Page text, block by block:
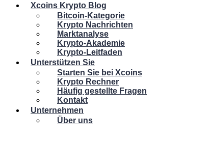
Xcoins Krypto Blog
Bitcoin-Kategorie
Krypto Nachrichten
Marktanalyse
Krypto-Akademie
Krypto-Leitfaden
Unterstützen Sie
Starten Sie bei Xcoins
Krypto Rechner
Häufig gestellte Fragen
Kontakt
Unternehmen
Über uns